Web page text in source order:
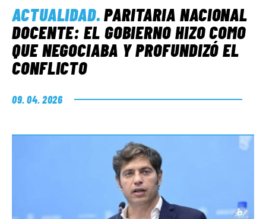
ACTUALIDAD.PARITARIA NACIONAL
DOCENTE: EL GOBIERNO HIZO COMO
QUE NEGOCIABA Y PROFUNDIZÓ EL
CONFLICTO
09. 04. 2026